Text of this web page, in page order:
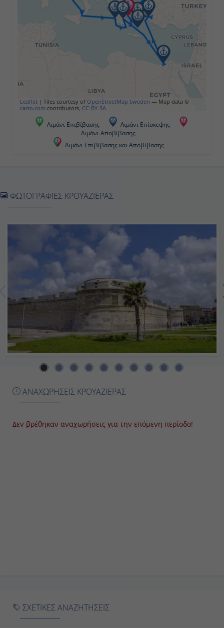
Ναύπλιο, Ελλάδα
08:00
17:00
Ημέρα 5η
Εν Πλω
Αλεξάνδρεια ( Κάϊρο - Πυραμίδες ),
20:00
-
-
Ημέρα 8η
Κουσάντασι (Αρχ. Έφεσος), Τουρκία
Leaflet | Tiles courtesy of OpenStreetMap Sweden — Map data ©
carto.com contributors, CC-BY-SA
Λιμάνι Επιβίβασης
Λιμάνι Επίσκεψης
Λιμάνι Αποβίβασης
Λιμάνι Επιβίβασης και Αποβίβασης
ΑΝΑΧΩΡΗΣΕΙΣ ΚΡΟΥΑΖΙΕΡΑΣ
Δεν βρέθηκαν αναχωρήσεις για την επόμενη περίοδο!
ΦΩΤΟΓΡΑΦΙΕΣ ΚΡΟΥΑΖΙΕΡΑΣ
ΣΧΕΤΙΚΕΣ ΑΝΑΖΗΤΗΣΕΙΣ